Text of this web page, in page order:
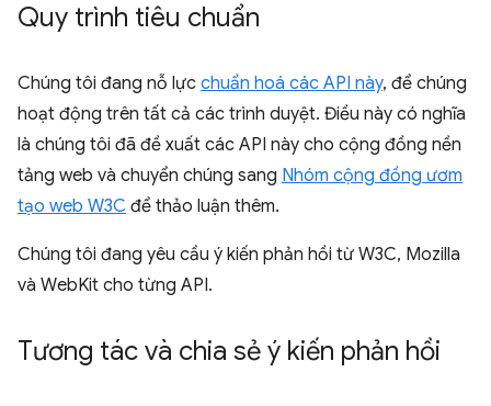
Quy trình tiêu chuẩn
Chúng tôi đang nỗ lực chuẩn hoá các API này, để chúng
hoạt động trên tất cả các trình duyệt. Điều này có nghĩa
là chúng tôi đã đề xuất các API này cho cộng đồng nền
tảng web và chuyển chúng sang Nhóm cộng đồng ươm
tạo web W3C để thảo luận thêm.
Chúng tôi đang yêu cầu ý kiến phản hồi từ W3C, Mozilla
và WebKit cho từng API.
Tương tác và chia sẻ ý kiến phản hồi